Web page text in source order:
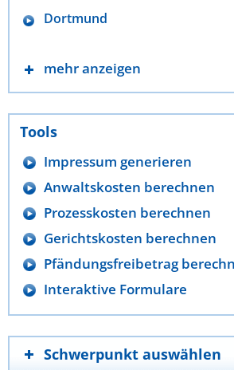
Dortmund
mehr anzeigen
Tools
Impressum generieren
Anwaltskosten berechnen
Prozesskosten berechnen
Gerichtskosten berechnen
Pfändungsfreibetrag
Interaktive Formulare
Schwerpunkt auswählen